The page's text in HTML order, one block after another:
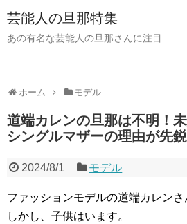
芸能人の旦那特集
あの有名な芸能人の旦那さんに注目
ホーム モデル
道端カレンの旦那は不明！
シングルマザーの理由が先鋭
2024/8/1 モデル
ファッションモデルの道端カレンさ
しかし、子供はいます。